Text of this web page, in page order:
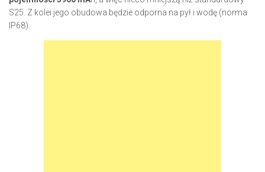
S25. Z kolei jego obudowa będzie odporna na pył i wodę (norma
IP68).